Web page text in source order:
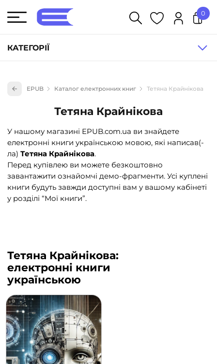
КАТЕГОРІЇ
Книги для дітей (836)
Книги для підлітків (240)
Науково-популярна література (1015)
Навчальна література та посібники (527)
Енциклопедії, довідники, словники (55)
Подарункові сертифікати (1)
0
EPUB Каталог електронних книг Тетяна Крайнікова
Тетяна Крайнікова
У нашому магазині EPUB.com.ua ви знайдете
електронні книги українською мовою, які написав(-
ла) Тетяна Крайнікова.
Перед купівлею ви можете безкоштовно
завантажити ознайомчі демо-фрагменти. Усі куплені
книги будуть завжди доступні вам у вашому кабінеті
у розділі “Мої книги”.
Тетяна Крайнікова:
електронні книги
українською